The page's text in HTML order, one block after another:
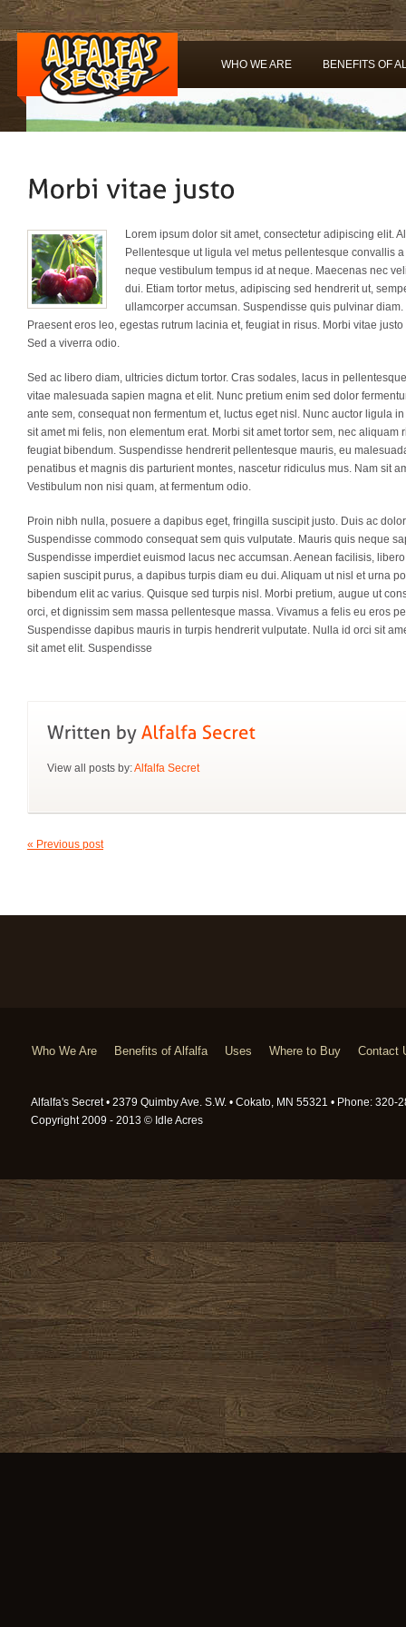
WHO WE ARE BENEFITS OF
Lorem ipsum dolor sit amet, consectetur adipiscing elit.
Pellentesque ut ligula vel metus pellentesque convallis
neque vestibulum tempus id at neque. Maecenas nec
dui. Etiam tortor metus, adipiscing sed hendrerit ut,
ullamcorper accumsan. Suspendisse quis pulvinar
Praesent eros leo, egestas rutrum lacinia et, feugiat in risus. Morbi vitae
Sed a viverra odio.
Sed ac libero diam, ultricies dictum tortor. Cras sodales, lacus in
vitae malesuada sapien magna et elit. Nunc pretium enim sed dolor
ante sem, consequat non fermentum et, luctus eget nisl. Nunc auctor ligula
sit amet mi felis, non elementum erat. Morbi sit amet tortor sem, nec aliquam
feugiat bibendum. Suspendisse hendrerit pellentesque mauris, eu
penatibus et magnis dis parturient montes, nascetur ridiculus mus. Nam sit
Vestibulum non nisi quam, at fermentum odio.
Proin nibh nulla, posuere a dapibus eget, fringilla suscipit justo. Duis ac
Suspendisse commodo consequat sem quis vulputate. Mauris quis neque
Suspendisse imperdiet euismod lacus nec accumsan. Aenean facilisis,
sapien suscipit purus, a dapibus turpis diam eu dui. Aliquam ut nisl et urna
bibendum elit ac varius. Quisque sed turpis nisl. Morbi pretium, augue ut
orci, et dignissim sem massa pellentesque massa. Vivamus a felis eu eros
Suspendisse dapibus mauris in turpis hendrerit vulputate. Nulla id orci sit
sit amet elit. Suspendisse
View all posts by:Alfalfa Secret
« Previous post
Who We Are Benefits of Alfalfa Uses Where to Buy Contact
Alfalfa's Secret • 2379 Quimby Ave. S.W. • Cokato, MN 55321 • Phone: 320-
Copyright 2009 - 2013 © Idle Acres